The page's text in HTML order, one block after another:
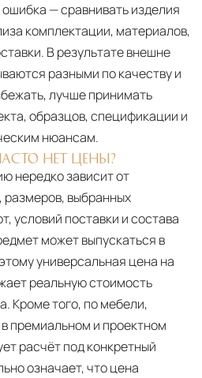
— сравнивать изделия
комплектации, материалов,
В результате внешне
разными по качеству и
лучше принимать
образцов, спецификации и
нюансам.
НЕТ ЦЕНЫ?
нередко зависит от
размеров, выбранных
условий поставки и состава
может выпускаться в
универсальная цена на
реальную стоимость
Кроме того, по мебели,
премиальном и проектном
расчёт под конкретный
означает, что цена